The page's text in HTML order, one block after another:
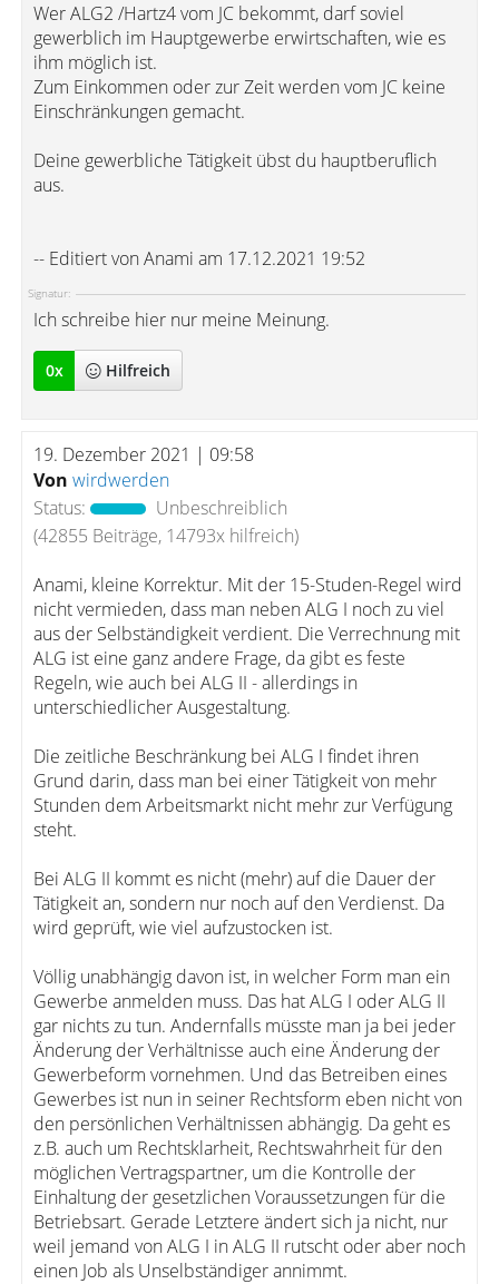
Wer ALG2 /Hartz4 vom JC bekommt, darf soviel
gewerblich im Hauptgewerbe erwirtschaften, wie es
ihm möglich ist.
Zum Einkommen oder zur Zeit werden vom JC keine
Einschränkungen gemacht.
Deine gewerbliche Tätigkeit übst du hauptberuflich
aus.
-- Editiert von Anami am 17.12.2021 19:52
Signatur:
Ich schreibe hier nur meine Meinung.
0x Hilfreich
19. Dezember 2021 | 09:58
Von wirdwerden
Status:
Unbeschreiblich
(42855 Beiträge, 14793x hilfreich)
Anami, kleine Korrektur. Mit der 15-Studen-Regel wird
nicht vermieden, dass man neben ALG I noch zu viel
aus der Selbständigkeit verdient. Die Verrechnung mit
ALG ist eine ganz andere Frage, da gibt es feste
Regeln, wie auch bei ALG II - allerdings in
unterschiedlicher Ausgestaltung.
Die zeitliche Beschränkung bei ALG I findet ihren
Grund darin, dass man bei einer Tätigkeit von mehr
Stunden dem Arbeitsmarkt nicht mehr zur Verfügung
steht.
Bei ALG II kommt es nicht (mehr) auf die Dauer der
Tätigkeit an, sondern nur noch auf den Verdienst. Da
wird geprüft, wie viel aufzustocken ist.
Völlig unabhängig davon ist, in welcher Form man ein
Gewerbe anmelden muss. Das hat ALG I oder ALG II
gar nichts zu tun. Andernfalls müsste man ja bei jeder
Änderung der Verhältnisse auch eine Änderung der
Gewerbeform vornehmen. Und das Betreiben eines
Gewerbes ist nun in seiner Rechtsform eben nicht von
den persönlichen Verhältnissen abhängig. Da geht es
z.B. auch um Rechtsklarheit, Rechtswahrheit für den
möglichen Vertragspartner, um die Kontrolle der
Einhaltung der gesetzlichen Voraussetzungen für die
Betriebsart. Gerade Letztere ändert sich ja nicht, nur
weil jemand von ALG I in ALG II rutscht oder aber noch
einen Job als Unselbständiger annimmt.